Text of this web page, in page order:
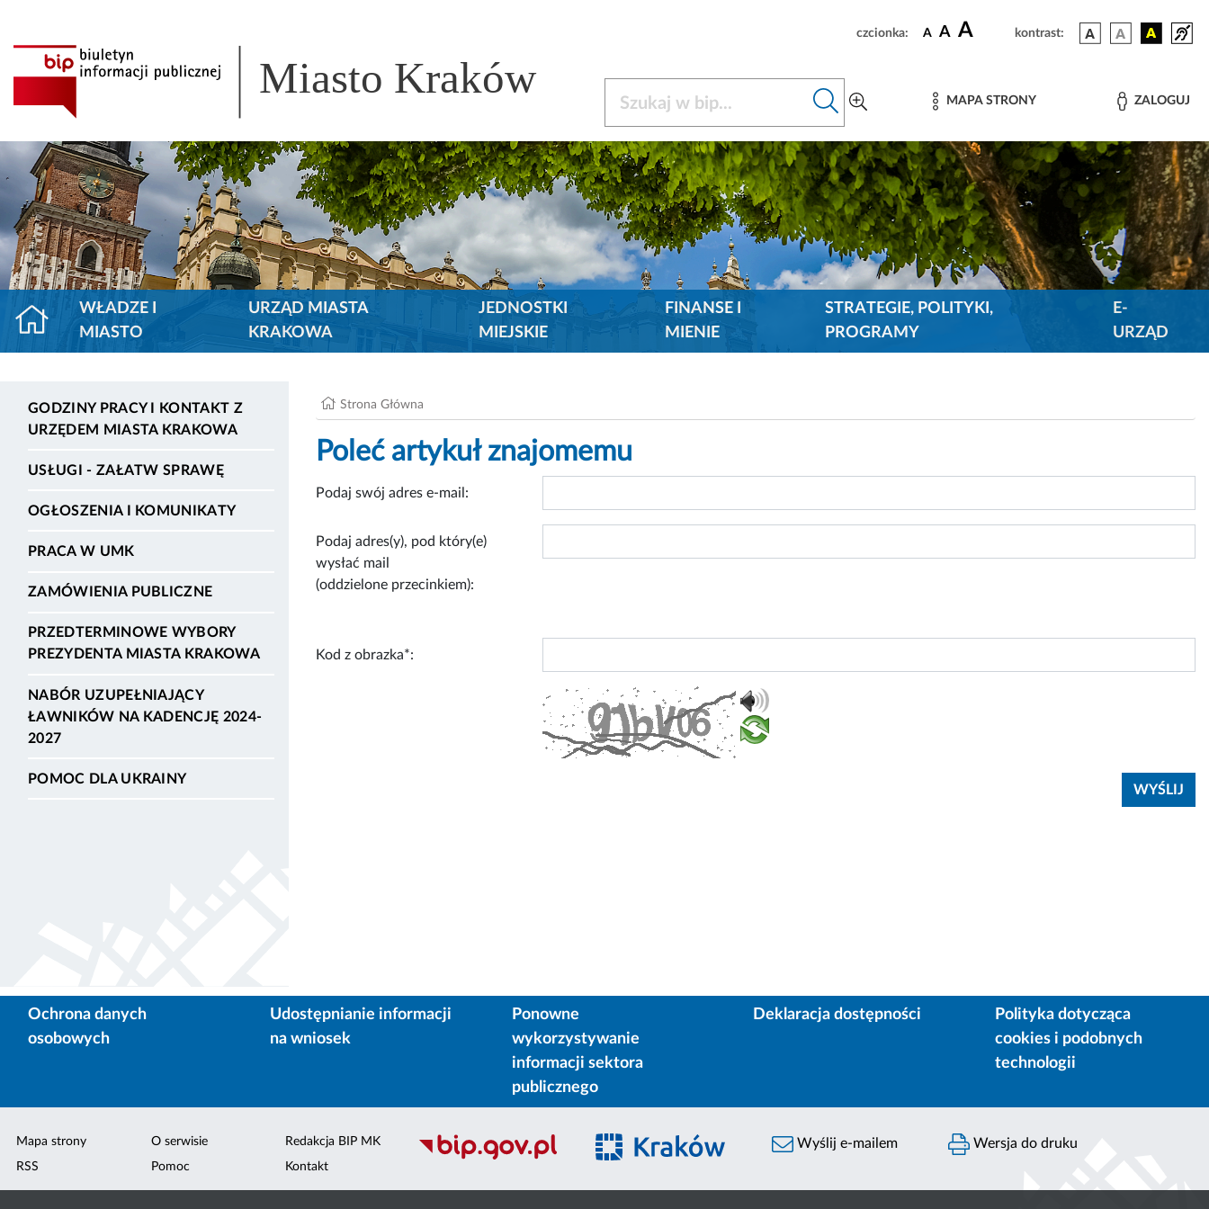
czcionka: A A A kontrast:
Miasto Kraków MAPA STRONY ZALOGUJ
WŁADZE I
MIASTO
URZĄD MIASTA
KRAKOWA
JEDNOSTKI
MIEJSKIE
FINANSE I
MIENIE
STRATEGIE, POLITYKI,
PROGRAMY
E-
URZĄD
GODZINY PRACY I KONTAKT Z
URZĘDEM MIASTA KRAKOWA
USŁUGI - ZAŁATW SPRAWĘ
OGŁOSZENIA I KOMUNIKATY
PRACA W UMK
ZAMÓWIENIA PUBLICZNE
PRZEDTERMINOWE WYBORY
PREZYDENTA MIASTA KRAKOWA
NABÓR UZUPEŁNIAJĄCY
ŁAWNIKÓW NA KADENCJĘ 2024-
2027
POMOC DLA UKRAINY
Strona Główna
Poleć artykuł znajomemu
Podaj swój adres e-mail:
Podaj adres(y), pod który(e)
wysłać mail
(oddzielone przecinkiem):
Kod z obrazka*:
Ochrona danych
osobowych
Udostępnianie informacji
na wniosek
Ponowne
wykorzystywanie
informacji sektora
publicznego
Deklaracja dostępności
Polityka dotycząca
cookies i podobnych
technologii
Mapa strony
RSS
O serwisie
Pomoc
Redakcja BIP MK
Kontakt
Wyślij e-mailem Wersja do druku